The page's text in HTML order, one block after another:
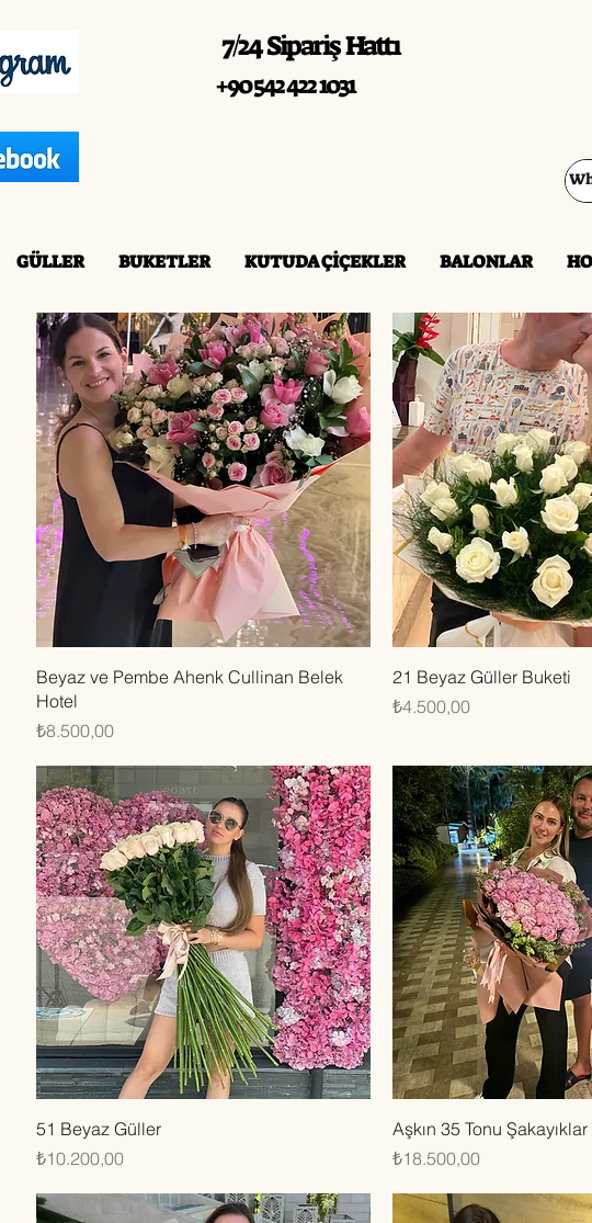
7/24 Sipariş Hattı
+90 542 422 1031
GÜLLER BUKETLER KUTUDA ÇİÇEKLER BALONLAR
Hızlı Bakış
Beyaz ve Pembe Ahenk Cullinan Belek
Hotel
Fiyat
₺8.500,00
Hızlı Bakış
21 Beyaz Güller Buketi
Fiyat
₺4.500,00
51 Beyaz Güller
Fiyat
₺10.200,00
Hızlı Bakış
Aşkın 35 Tonu Şakayıklar
Fiyat
₺18.500,00